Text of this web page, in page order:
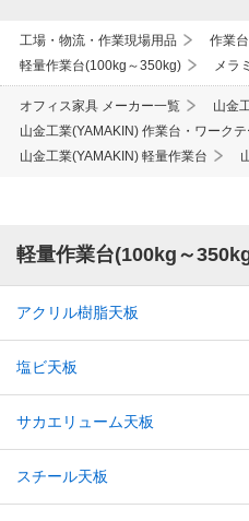
工場・物流・作業現場用品
作業
軽量作業台(100kg～350kg)
メラ
オフィス家具 メーカー一覧
山金
山金工業(YAMAKIN) 作業台・ワーク
山金工業(YAMAKIN) 軽量作業台
軽量作業台(100kg～
アクリル樹脂天板
塩ビ天板
サカエリューム天板
スチール天板